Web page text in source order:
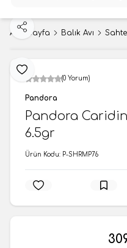
Ana Sayfa Balık Avı
Favoriye Ekle
Paylaş
(0 Yorum)
Pandora
Pandora
6.5gr
Ürün Kodu: P-SHRMP76